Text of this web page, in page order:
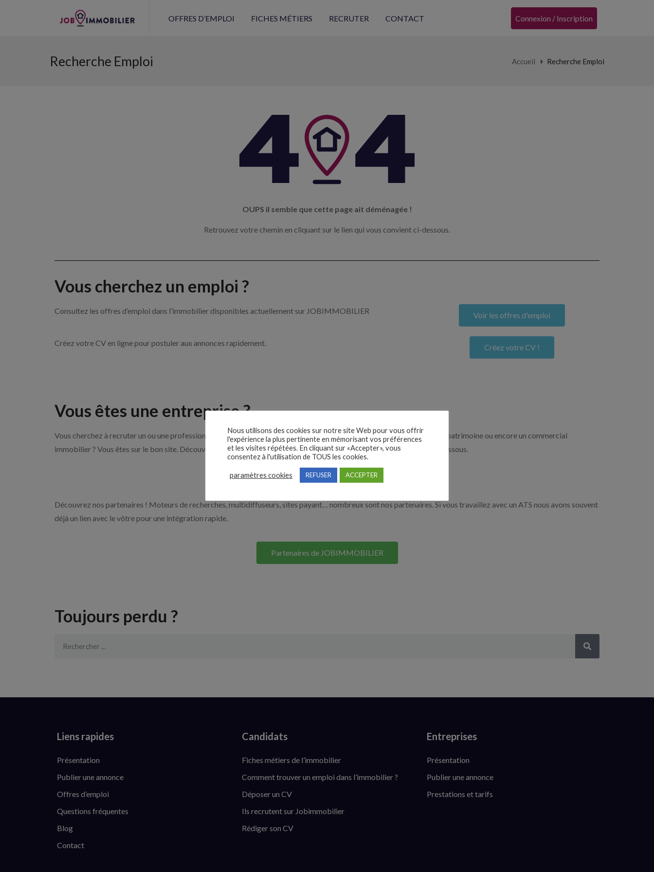
OFFRES D’EMPLOI FICHES MÉTIERS RECRUTER CONTACT Connexion / Inscription
Recherche Emploi Accueil Recherche Emploi
OUPS il semble que cette page ait déménagée !
Retrouvez votre chemin en cliquant sur le lien qui vous convient ci-dessous.
Vous cherchez un emploi ?
Consultez les offres d’emploi dans l’immobilier disponibles actuellement sur JOBIMMOBILIER Voir les offres d'emploi
Créez votre CV en ligne pour postuler aux annonces rapidement. Créez votre CV !
Vous êtes une entreprise ?
Vous cherchez à recruter un ou une professionnelle de l’immobilier par exemple un agent immobilier, un gestionnaire de patrimoine ou encore un commercial
immobilier ? Vous êtes sur le bon site. Découvrez nos solutions pour vous aider à recruter en cliquant sur le bouton ci-dessous.
Nos solutions entreprises
Découvrez nos partenaires ! Moteurs de recherches, multidiffuseurs, sites payant… nombreux sont nos partenaires. Si vous travaillez avec un ATS nous avons souvent
déjà un lien avec le vôtre pour une intégration rapide.
Partenaires de JOBIMMOBILIER
Toujours perdu ?
Liens rapides
Présentation
Publier une annonce
Offres d’emploi
Questions fréquentes
Blog
Contact
Candidats
Fiches métiers de l’immobilier
Comment trouver un emploi dans l’immobilier ?
Déposer un CV
Ils recrutent sur Jobimmobilier
Rédiger son CV
Entreprises
Présentation
Publier une annonce
Prestations et tarifs
Nous utilisons des cookies sur notre site Web pour vous offrir
l'expérience la plus pertinente en mémorisant vos préférences
et les visites répétées. En cliquant sur «Accepter», vous
consentez à l'utilisation de TOUS les cookies.
paramètres cookies REFUSER ACCEPTER